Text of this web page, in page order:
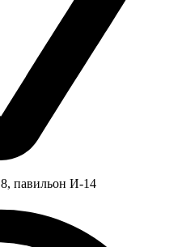
8, павильон И-14